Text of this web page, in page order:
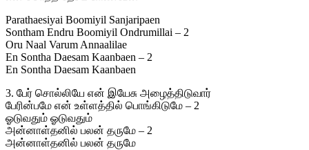
Parathaesiyai Boomiyil Sanjaripaen
Sontham Endru Boomiyil Ondrumillai – 2
Oru Naal Varum Annaalilae
En Sontha Daesam Kaanbaen – 2
En Sontha Daesam Kaanbaen
3. பேர் சொல்லியே என் இயேசு அழைத்திடுவார்
பேரின்பமே என் உள்ளத்தில் பொங்கிடுமே – 2
ஓடுவதும் ஓடுவதும்
அன்னாள்தனில் பலன் தருமே – 2
அன்னாள்தனில் பலன் தருமே